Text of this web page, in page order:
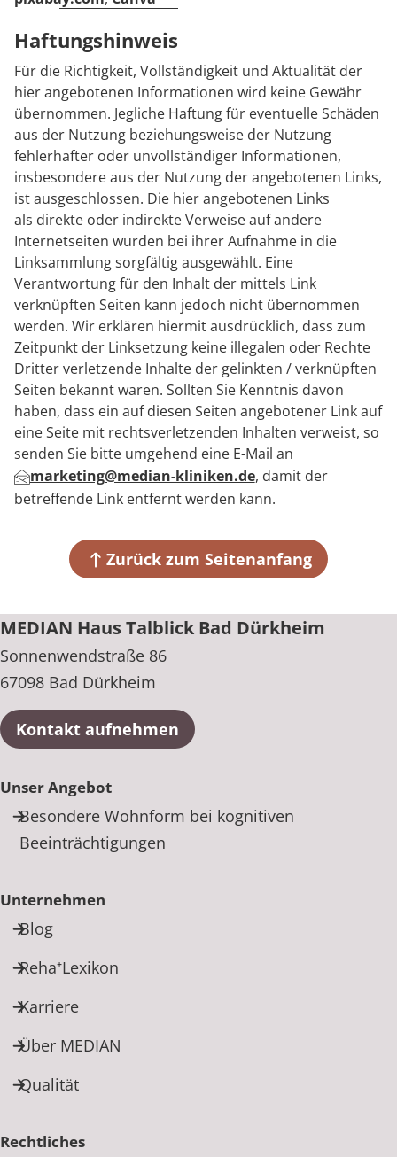
Haftungshinweis
Für die Richtigkeit, Vollständigkeit und Aktualität der
hier angebotenen Informationen wird keine Gewähr
übernommen. Jegliche Haftung für eventuelle Schäden
aus der Nutzung beziehungsweise der Nutzung
fehlerhafter oder unvollständiger Informationen,
insbesondere aus der Nutzung der angebotenen Links,
ist ausgeschlossen. Die hier angebotenen Links
als direkte oder indirekte Verweise auf andere
Internetseiten wurden bei ihrer Aufnahme in die
Linksammlung sorgfältig ausgewählt. Eine
Verantwortung für den Inhalt der mittels Link
verknüpften Seiten kann jedoch nicht übernommen
werden. Wir erklären hiermit ausdrücklich, dass zum
Zeitpunkt der Linksetzung keine illegalen oder Rechte
Dritter verletzende Inhalte der gelinkten / verknüpften
Seiten bekannt waren. Sollten Sie Kenntnis davon
haben, dass ein auf diesen Seiten angebotener Link auf
eine Seite mit rechtsverletzenden Inhalten verweist, so
senden Sie bitte umgehend eine E-Mail an
marketing@median-kliniken.de, damit der
betreffende Link entfernt werden kann.
Zurück zum Seitenanfang
MEDIAN Haus Talblick Bad Dürkheim
Sonnenwendstraße 86
67098 Bad Dürkheim
Kontakt aufnehmen
Unser Angebot
Besondere Wohnform bei kognitiven
Beeinträchtigungen
Unternehmen
Blog
Reha⁺Lexikon
Karriere
Über MEDIAN
Qualität
Rechtliches